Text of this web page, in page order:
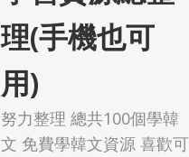
理(手機也可
用)
努力整理 總共100個學韓
文 免費學韓文資源 喜歡可